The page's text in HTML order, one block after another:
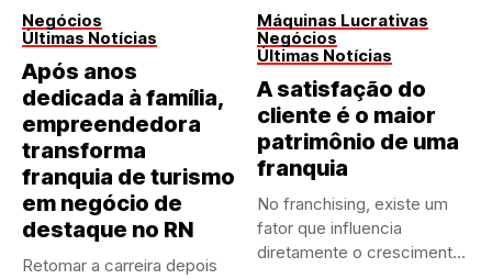
Negócios
Últimas Notícias
Após anos
dedicada à família,
empreendedora
transforma
franquia de turismo
em negócio de
destaque no RN
Retomar a carreira depois
Máquinas Lucrativas
Negócios
Últimas Notícias
A satisfação do
cliente é o maior
patrimônio de uma
franquia
No franchising, existe um
fator que influencia
diretamente o crescimento